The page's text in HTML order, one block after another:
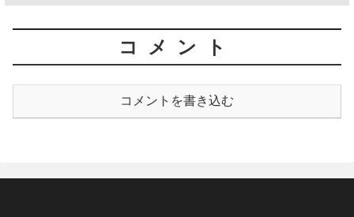
コメント
コメントを書き込む